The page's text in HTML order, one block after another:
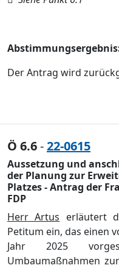
Der Antrag wird
Ö 6.6-22-0615
Aussetzung und
der Planung zur
Platzes - Antrag der
FDP
Herr Artus erläutert
Petitum ein, das einen
Jahr 2025
Umbaumaßnahmen